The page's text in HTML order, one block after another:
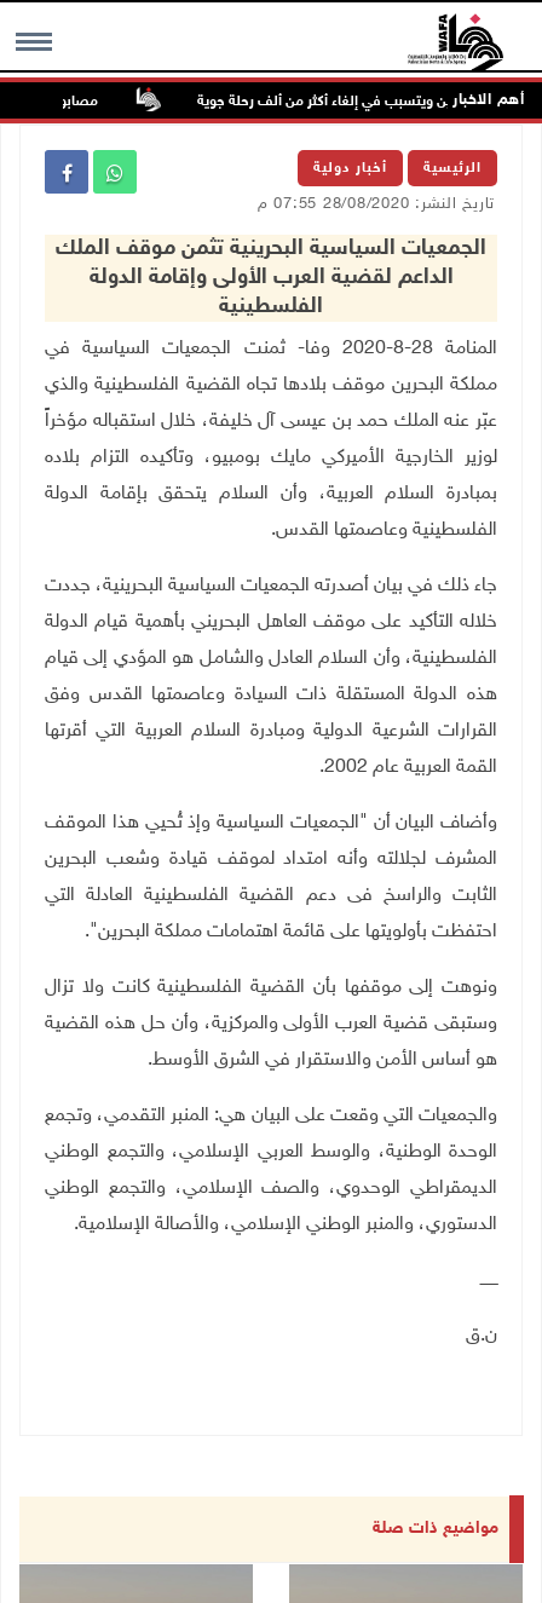
MENU أهم الاخبار
شرق الصين ويتسبب في إلغاء أكثر من ألف رحلة جوية مصابون بنيران
الرئيسية أخبار دولية
تاريخ النشر: 28/08/2020 07:55 م
الجمعيات السياسية البحرينية تثمن موقف الملك
الداعم لقضية العرب الأولى وإقامة الدولة
الفلسطينية
المنامة 28-8-2020 وفا- ثمنت الجمعيات السياسية في
مملكة البحرين موقف بلادها تجاه القضية الفلسطينية والذي
عبّر عنه الملك حمد بن عيسى آل خليفة، خلال استقباله مؤخراً
لوزير الخارجية الأميركي مايك بومبيو، وتأكيده التزام بلاده
بمبادرة السلام العربية، وأن السلام يتحقق بإقامة الدولة
الفلسطينية وعاصمتها القدس.
جاء ذلك في بيان أصدرته الجمعيات السياسية البحرينية، جددت
خلاله التأكيد على موقف العاهل البحريني بأهمية قيام الدولة
الفلسطينية، وأن السلام العادل والشامل هو المؤدي إلى قيام
هذه الدولة المستقلة ذات السيادة وعاصمتها القدس وفق
القرارات الشرعية الدولية ومبادرة السلام العربية التي أقرتها
القمة العربية عام 2002
.
وأضاف البيان أن "الجمعيات السياسية وإذ تُحيي هذا الموقف
المشرف لجلالته وأنه امتداد لموقف قيادة وشعب البحرين
الثابت والراسخ فى دعم القضية الفلسطينية العادلة التي
احتفظت بأولويتها على قائمة اهتمامات مملكة البحرين".
ونوهت إلى موقفها بأن القضية الفلسطينية كانت ولا تزال
وستبقى قضية العرب الأولى والمركزية، وأن حل هذه القضية
هو أساس الأمن والاستقرار في الشرق الأوسط.
والجمعيات التي وقعت على البيان هي: المنبر التقدمي، وتجمع
الوحدة الوطنية، والوسط العربي الإسلامي، والتجمع الوطني
الديمقراطي الوحدوي، والصف الإسلامي، والتجمع الوطني
الدستوري، والمنبر الوطني الإسلامي، والأصالة الإسلامية.
ـــــــ
ن.ق
مواضيع ذات صلة